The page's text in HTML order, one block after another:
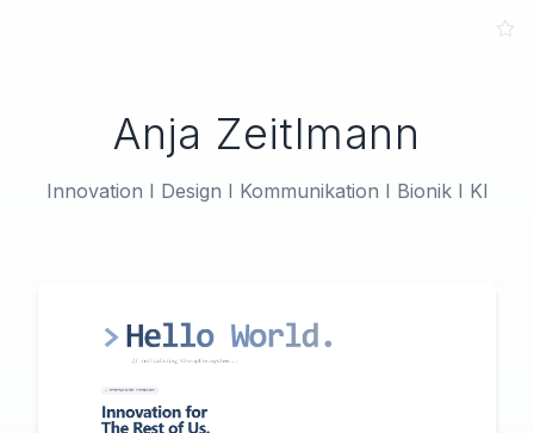
Anja Zeitlmann
Innovation I Design I Kommunikation I Bionik I KI